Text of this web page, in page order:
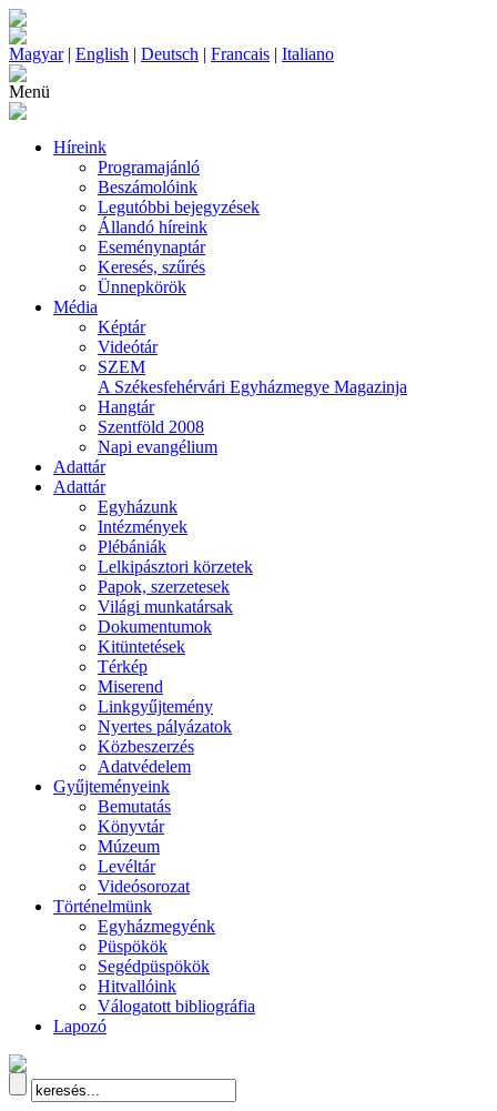
Magyar| English | Deutsch | Francais | Italiano
Menü
Híreink
Programajánló
Beszámolóink
Legutóbbi bejegyzések
Állandó híreink
Eseménynaptár
Keresés, szűrés
Ünnepkörök
Média
Képtár
Videótár
SZEM
A Székesfehérvári Egyházmegye Magazinja
Hangtár
Szentföld 2008
Napi evangélium
Adattár
Adattár
Egyházunk
Intézmények
Plébániák
Lelkipásztori körzetek
Papok, szerzetesek
Világi munkatársak
Dokumentumok
Kitüntetések
Térkép
Miserend
Linkgyűjtemény
Nyertes pályázatok
Közbeszerzés
Adatvédelem
Gyűjteményeink
Bemutatás
Könyvtár
Múzeum
Levéltár
Videósorozat
Történelmünk
Egyházmegyénk
Püspökök
Segédpüspökök
Hitvallóink
Válogatott bibliográfia
Lapozó